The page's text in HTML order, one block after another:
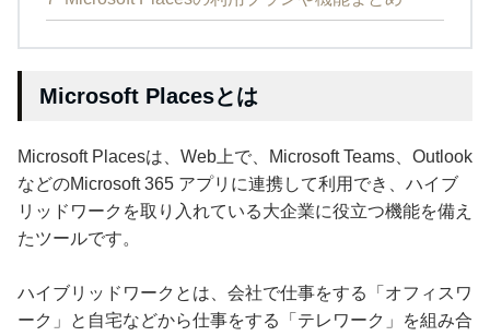
Microsoft Placesとは
Microsoft Placesは、Web上で、Microsoft Teams、Outlook
などのMicrosoft 365 アプリに連携して利用でき、ハイブ
リッドワークを取り入れている大企業に役立つ機能を備え
たツールです。
ハイブリッドワークとは、会社で仕事をする「オフィスワ
ーク」と自宅などから仕事をする「テレワーク」を組み合